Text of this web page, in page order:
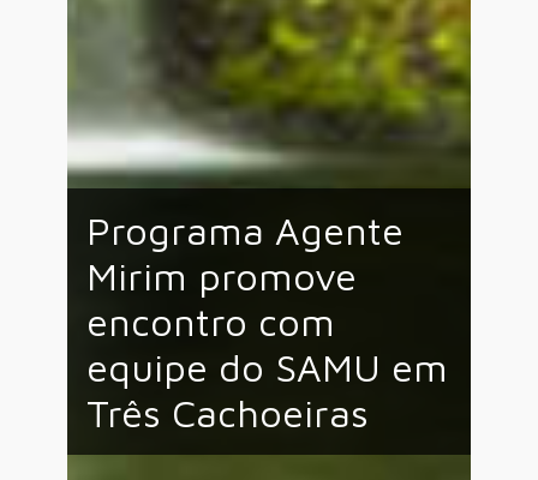
Programa Agente
Mirim promove
encontro com
equipe do SAMU em
Três Cachoeiras